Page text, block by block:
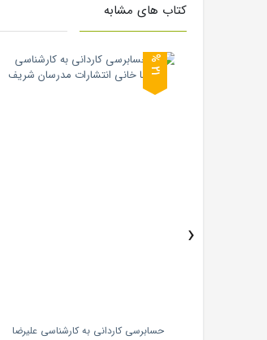
کتاب های مشابه
حسابرسی کاردانی به کارشناسی علیرضا
2
1
%
›